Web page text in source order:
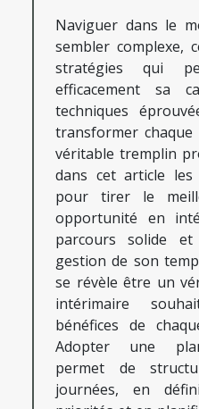
Naviguer dans le
sembler complexe,
stratégies qui
efficacement sa
techniques
transformer
véritable tremplin
dans cet article les
pour tirer le
opportunité en
parcours solide
gestion de son
se révèle être un
intérimaire
bénéfices de
Adopter une
permet de
journées, en